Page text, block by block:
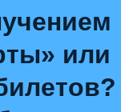
или